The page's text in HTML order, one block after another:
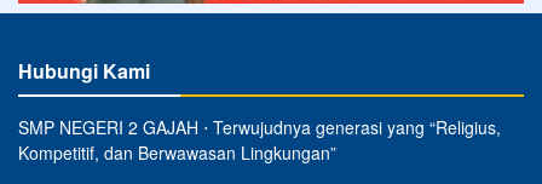
Hubungi Kami
SMP NEGERI 2 GAJAH ⋅ Terwujudnya generasi yang “Religius,
Kompetitif, dan Berwawasan Lingkungan”